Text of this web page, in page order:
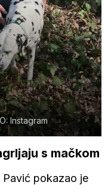
Instagram
s mačkom
Pavić pokazao je